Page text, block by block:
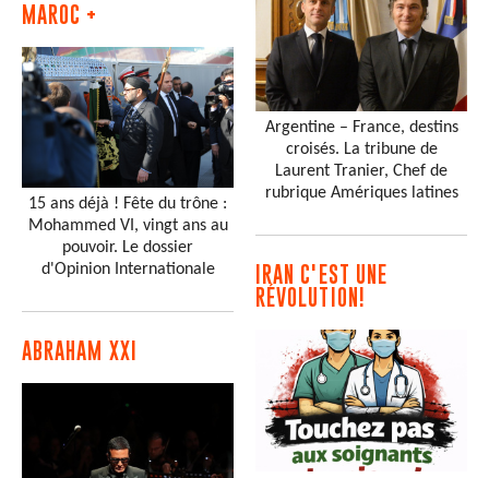
MAROC +
15 ans déjà ! Fête du trône :
Mohammed VI, vingt ans au
pouvoir. Le dossier
d'Opinion Internationale
ABRAHAM XXI
Argentine – France, destins
croisés. La tribune de
Laurent Tranier, Chef de
rubrique Amériques latines
IRAN C'EST UNE
RÉVOLUTION!